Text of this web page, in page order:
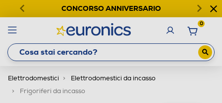
CONCORSO ANNIVERSARIO
0
Elettrodomestici
Elettrodomestici da incasso
Frigoriferi da incasso